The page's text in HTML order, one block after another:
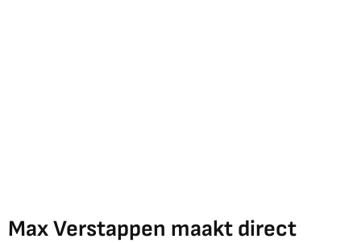
Max Verstappen maakt direct